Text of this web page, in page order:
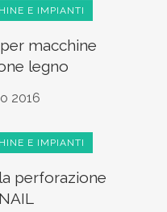
E IMPIANTI
macchine
legno
2016
E IMPIANTI
perforazione